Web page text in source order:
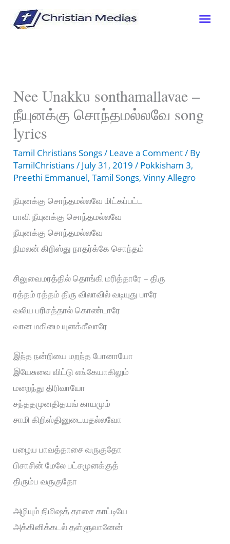
Nee Unakku sonthamallavae –
நீயுனக்கு சொந்தமல்லவே song
lyrics
Tamil Christians Songs/ Leave a Comment/ By
TamilChristians/ July 31, 2019/ Pokkisham 3,
Preethi Emmanuel,Tamil Songs,Vinny Allegro
நீயுனக்கு சொந்தமல்லவே மிட்கப்பட்ட
பாவி நீயுனக்கு சொந்தமல்லவே
நீயுனக்கு சொந்தமல்லவே
நிமலன் கிறிஸ்து நாதர்க்கே சொந்தம்
சிலுவைமரத்தில் தொங்கி மரித்தாரே – திரு
ரத்தம் ரத்தம் திரு விலாவில் வடியுது பாரே
வலிய பரிசத்தால் கொண்டாரே
வான மகிமை யுனக்கீவாரே
இந்த நன்றியை மறந்த போனாயோ
இயேசுவை விட்டு எங்கேயாகிலும்
மறைந்து திரிவாயோ
சந்ததமுனதிதயங் காயமும்
சாமி கிறிஸ்தினுடையதல்லவோ
பழைய பாவத்தாசை வருகுதோ
பிசாசின் மேலே பட்சமுனக்குத்
திரும்ப வருகுதோ
அழியும் நிமிஷத் தாசை காட்டியே
அக்கினிக்கடல் தள்ளுவானேன்